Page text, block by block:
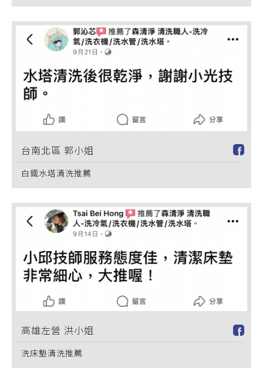
台南北區 郭小姐
白鐵水塔清洗推薦
高雄左營 洪小姐
洗床墊清洗推薦